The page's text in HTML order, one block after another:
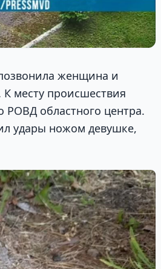
женщина и
месту происшествия
РОВД областного центра.
удары ножом девушке,